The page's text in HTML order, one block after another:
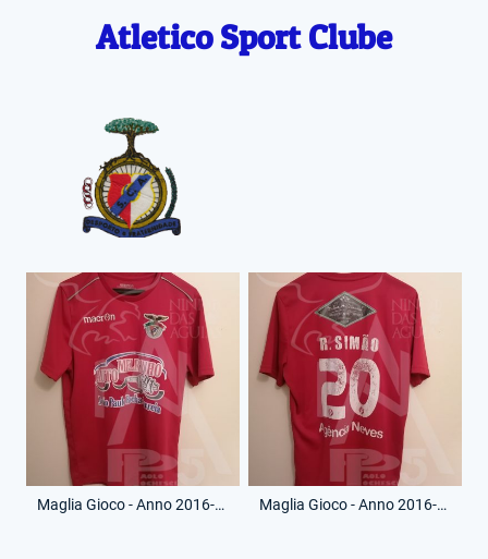
Atletico Sport Clube
Maglia Gioco - Anno 2016-17 - R.Simao - 20 - (Fronte) Maglia Gioco - Anno 2016-17 - R.Simao - 20 - (Retro)